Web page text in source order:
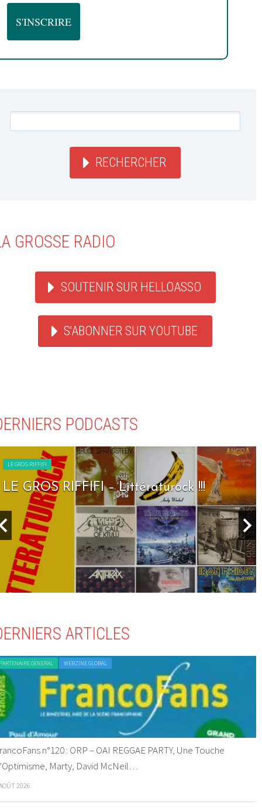
RECHERCHER
GROSSE RADIO
SOUTENIR SUR HELLOASSO
S'ABONNER SUR YOUTUBE
PODCASTS
LE GROS RIFFIFI
LE GROS RIFFIFI – Seven Days To Rock !!!
ARTICLES
GENERAL WEBZINE GLOBAL
n°120 : ORP – OAI REGGAE PARTY, Une Touche
Marty, David McNeil…
2026